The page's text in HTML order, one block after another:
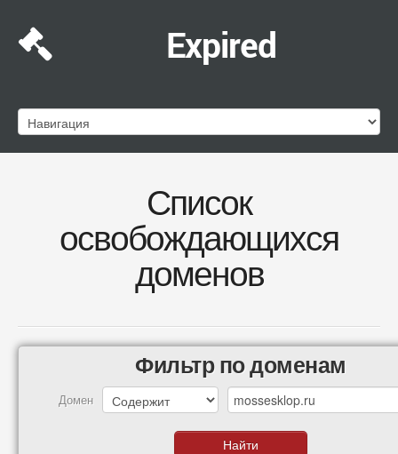
Expired
Список
освобождающихся
доменов
Фильтр по доменам
Домен